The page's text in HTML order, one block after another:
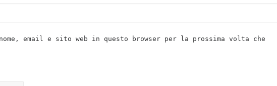
email e sito web in questo browser per la prossima volta che